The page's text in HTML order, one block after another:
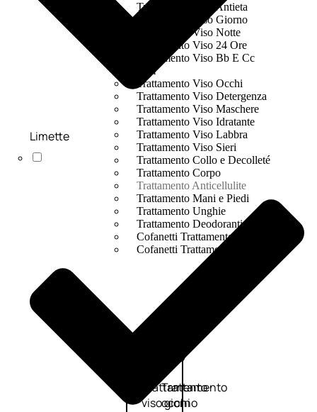
Trattamento Viso Antieta
Trattamento Viso Giorno
Trattamento Viso Notte
Trattamento Viso 24 Ore
Trattamento Viso Bb E Cc
Cream
Trattamento Viso Occhi
Trattamento Viso Detergenza
Trattamento Viso Maschere
Trattamento Viso Idratante
Trattamento Viso Labbra
Trattamento Viso Sieri
Trattamento Collo e Decolleté
Trattamento Corpo
Trattamento Anticellulite
Trattamento Mani e Piedi
Trattamento Unghie
Trattamento Deodoranti
Cofanetti Trattamento Viso
Cofanetti Trattamento Corpo
Viso
Trattamento
viso giorno
Trattamento
occhi
Limette